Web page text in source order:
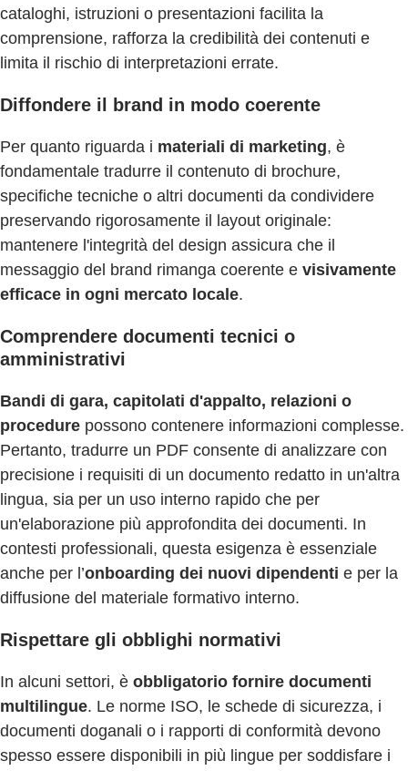
cataloghi, istruzioni o presentazioni facilita la
comprensione, rafforza la credibilità dei contenuti e
limita il rischio di interpretazioni errate.
Diffondere il brand in modo coerente
Per quanto riguarda i materiali di marketing, è
fondamentale tradurre il contenuto di brochure,
specifiche tecniche o altri documenti da condividere
preservando rigorosamente il layout originale:
mantenere l'integrità del design assicura che il
messaggio del brand rimanga coerente e visivamente
efficace in ogni mercato locale.
Comprendere documenti tecnici o
amministrativi
Bandi di gara, capitolati d'appalto, relazioni o
procedure possono contenere informazioni complesse.
Pertanto, tradurre un PDF consente di analizzare con
precisione i requisiti di un documento redatto in un'altra
lingua, sia per un uso interno rapido che per
un'elaborazione più approfondita dei documenti. In
contesti professionali, questa esigenza è essenziale
anche per l’onboarding dei nuovi dipendenti e per la
diffusione del materiale formativo interno.
Rispettare gli obblighi normativi
In alcuni settori, è obbligatorio fornire documenti
multilingue. Le norme ISO, le schede di sicurezza, i
documenti doganali o i rapporti di conformità devono
spesso essere disponibili in più lingue per soddisfare i